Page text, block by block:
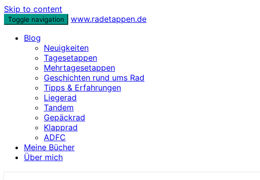
Skip to content
Toggle navigation
www.radetappen.de
Blog
Neuigkeiten
Tagesetappen
Mehrtagesetappen
Geschichten rund ums Rad
Tipps & Erfahrungen
Liegerad
Tandem
Gepäckrad
Klapprad
ADFC
Meine Bücher
Über mich